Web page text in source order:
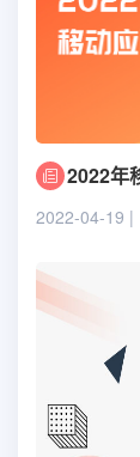
2022年
2022-04-19